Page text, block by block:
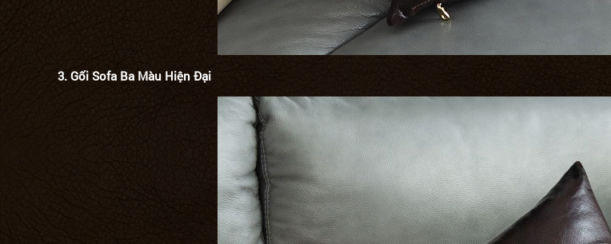
3. Gối Sofa Ba Màu Hiện Đại